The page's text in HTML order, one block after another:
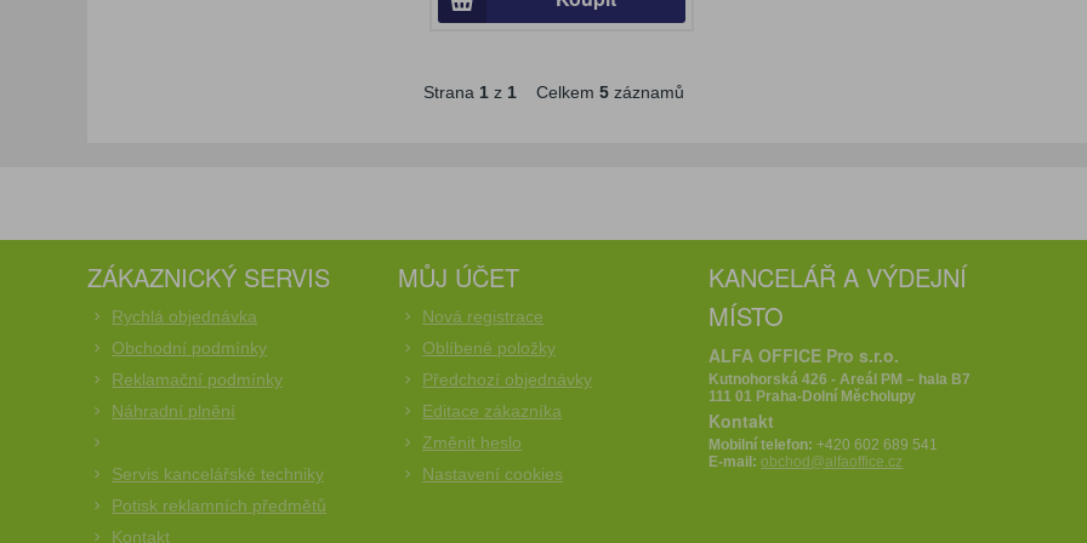
Strana 1z 1Celkem 5záznamů
ZÁKAZNICKÝ SERVIS
Rychlá objednávka
Obchodní podmínky
Reklamační podmínky
Náhradní plnění
Servis kancelářské techniky
Potisk reklamních předmětů
Kontakt
MŮJ ÚČET
Nová registrace
Oblíbené položky
Předchozí objednávky
Editace zákazníka
Změnit heslo
Nastavení cookies
KANCELÁŘ A VÝDEJNÍ
MÍSTO
ALFA OFFICE Pro s.r.o.
Kutnohorská 426 - Areál PM – hala B7
111 01 Praha-Dolní Měcholupy
Kontakt
Mobilní telefon:+420 602 689 541
E-mail:obchod@alfaoffice.cz